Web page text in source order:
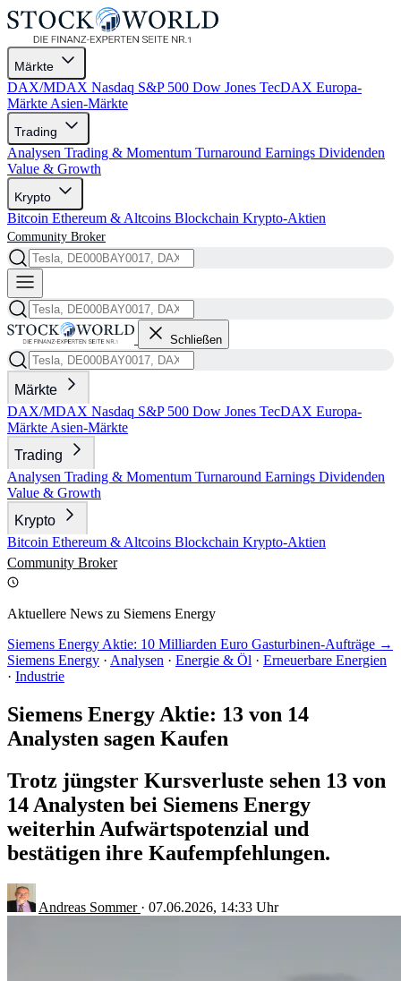
Märkte
DAX/MDAX Nasdaq S&P 500 Dow Jones TecDAX Europa-
Märkte Asien-Märkte
Trading
Analysen Trading & Momentum Turnaround Earnings Dividenden
Value & Growth
Krypto
Bitcoin Ethereum & Altcoins Blockchain Krypto-Aktien
Community Broker
Schließen
Märkte
DAX/MDAX Nasdaq S&P 500 Dow Jones TecDAX Europa-
Märkte Asien-Märkte
Trading
Analysen Trading & Momentum Turnaround Earnings Dividenden
Value & Growth
Krypto
Bitcoin Ethereum & Altcoins Blockchain Krypto-Aktien
Community Broker
Aktuellere News zu Siemens Energy
Siemens Energy Aktie: 10 Milliarden Euro Gasturbinen-Aufträge →
Siemens Energy · Analysen · Energie & Öl · Erneuerbare Energien
· Industrie
Siemens Energy Aktie: 13 von 14
Analysten sagen Kaufen
Trotz jüngster Kursverluste sehen 13 von
14 Analysten bei Siemens Energy
weiterhin Aufwärtspotenzial und
bestätigen ihre Kaufempfehlungen.
Andreas Sommer · 07.06.2026, 14:33 Uhr